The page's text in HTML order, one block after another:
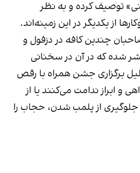
توصیف کرده و به نظر
از یکدیگر در این زمینه‌اند.
چندین کافه در دزفول و
شده که در آن در سخنانی
برگزاری جشن همراه با رقص
و ابراز ندامت می‌کنند یا از
از پلمب شدن، حجاب را